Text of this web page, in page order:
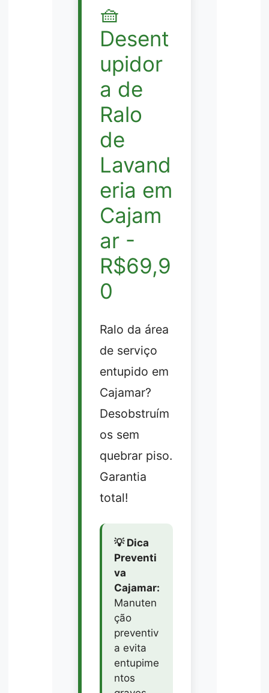
🧺
Desent
upidor
a de
Ralo
de
Lavand
eria em
Cajam
ar -
R$69,9
0
Ralo da área
de serviço
entupido em
Cajamar?
Desobstruím
os sem
quebrar piso.
Garantia
total!
💡 Dica
Preventi
va
Cajamar:
Manuten
ção
preventiv
a evita
entupime
ntos